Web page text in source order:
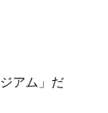
アム」だ